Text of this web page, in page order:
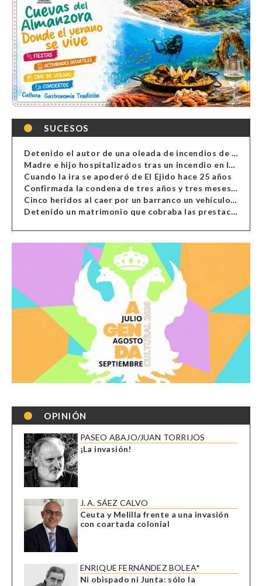
SUCESOS
Detenido el autor de una oleada de incendios de contenedores en Almería
Madre e hijo hospitalizados tras un incendio en la cocina de una vivienda en Almería
Cuando la ira se apoderó de El Ejido hace 25 años
Confirmada la condena de tres años y tres meses al hombre de Antas acusado de xenofobia
Cinco heridos al caer por un barranco un vehículo en Alcolea
Detenido un matrimonio que cobraba las prestaciones de ilegales en Almería, Granada, Málaga, Huelva y Murcia
OPINIÓN
PASEO ABAJO/JUAN TORRIJOS
¡La invasión!
J. A. SÁEZ CALVO
Ceuta y Melilla frente a una invasión
con coartada colonial
ENRIQUE FERNÁNDEZ BOLEA*
Ni obispado ni Junta: sólo la